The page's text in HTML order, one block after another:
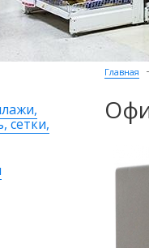
сетки,
Главная